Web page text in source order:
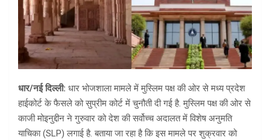
धार/नई दिल्ली: धार भोजशाला मामले में मुस्लिम पक्ष की ओर से मध्य प्रदेश
हाईकोर्ट के फैसले को सुप्रीम कोर्ट में चुनौती दी गई है. मुस्लिम पक्ष की ओर से
काजी मोइनुद्दीन ने गुरुवार को देश की सर्वोच्च अदालत में विशेष अनुमति
याचिका (SLP) लगाई है. बताया जा रहा है कि इस मामले पर शुक्रवार को